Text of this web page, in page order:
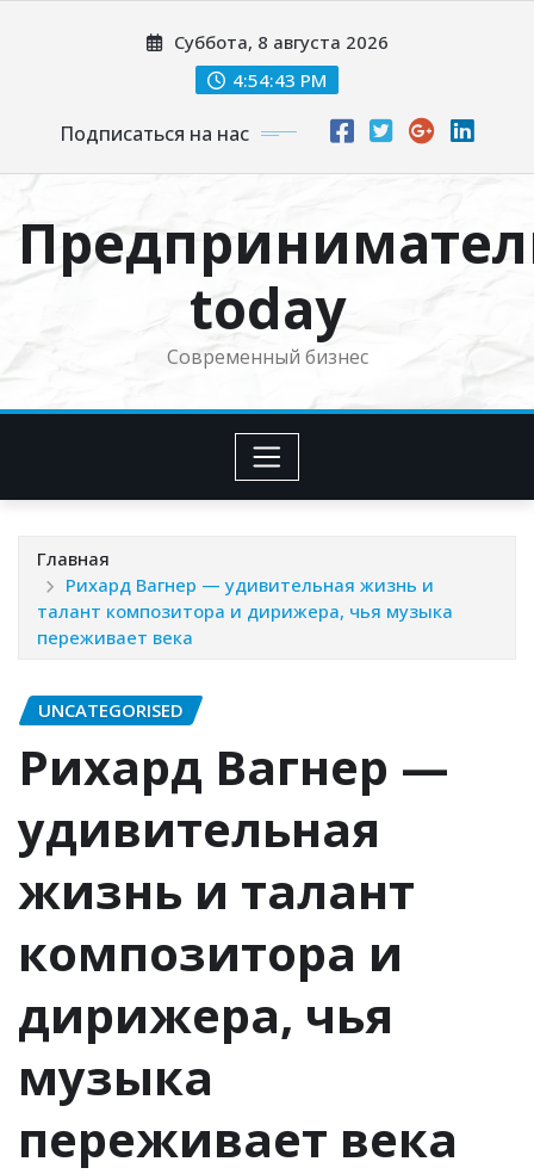
Суббота, 8 августа 2026
4:54:44 PM
Подписаться на нас
today
Современный бизнес
Главная
Рихард Вагнер — удивительная жизнь и
талант композитора и дирижера, чья музыка
переживает века
UNCATEGORISED
Рихард Вагнер —
удивительная
жизнь и талант
композитора и
дирижера, чья
музыка
переживает века